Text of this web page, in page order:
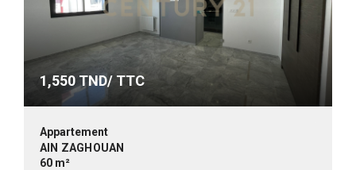
1,550 TND/ TTC
Appartement
AIN ZAGHOUAN
60 m²